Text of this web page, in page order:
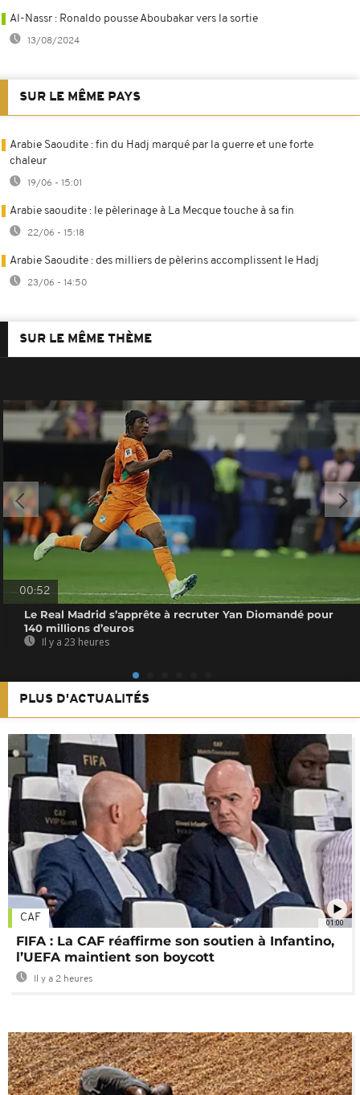
Al-Nassr : Ronaldo pousse Aboubakar vers la sortie
13/08/2024
SUR LE MÊME PAYS
Arabie Saoudite : fin du Hadj marqué par la guerre et une forte
chaleur
19/06 - 15:01
Arabie saoudite : le pèlerinage à La Mecque touche à sa fin
22/06 - 15:18
Arabie Saoudite : des milliers de pèlerins accomplissent le Hadj
23/06 - 14:50
SUR LE MÊME THÈME
00:52
Le Real Madrid s’apprête à recruter Yan Diomandé pour
140 millions d’euros
Il y a 23 heures
PLUS D'ACTUALITÉS
01:00
CAF
FIFA : La CAF réaffirme son soutien à Infantino,
l’UEFA maintient son boycott
Il y a 2 heures